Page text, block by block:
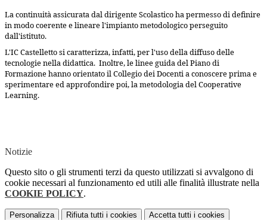
La continuità assicurata dal dirigente Scolastico ha permesso di definire
in modo coerente e lineare l'impianto metodologico perseguito
dall'istituto.
L'IC Castelletto si caratterizza, infatti, per l'uso della diffuso delle
tecnologie nella didattica. Inoltre, le linee guida del Piano di
Formazione hanno orientato il Collegio dei Docenti a conoscere prima e
sperimentare ed approfondire poi, la metodologia del Cooperative
Learning.
Notizie
Questo sito o gli strumenti terzi da questo utilizzati si avvalgono di
cookie necessari al funzionamento ed utili alle finalità illustrate nella
COOKIE POLICY.
Personalizza Rifiuta tutti i cookies Accetta tutti i cookies